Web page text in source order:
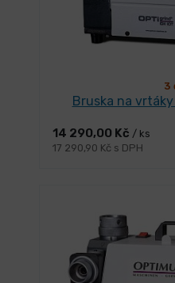
3
Bruska na vrtáky
14 290,00 Kč / ks
17 290,90 Kč s DPH